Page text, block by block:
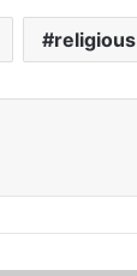
religious